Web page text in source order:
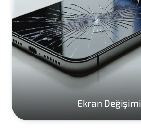
Ekran Değişimi